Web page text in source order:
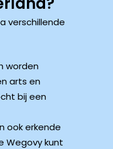
verschillende
worden
arts en
bij een
ook erkende
Wegovy kunt